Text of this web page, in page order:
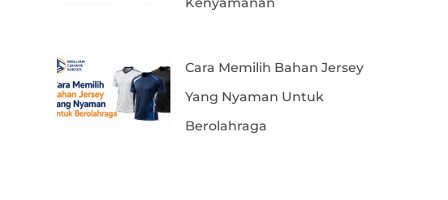
Cara Memilih Bahan Jersey
Yang Nyaman Untuk
Berolahraga